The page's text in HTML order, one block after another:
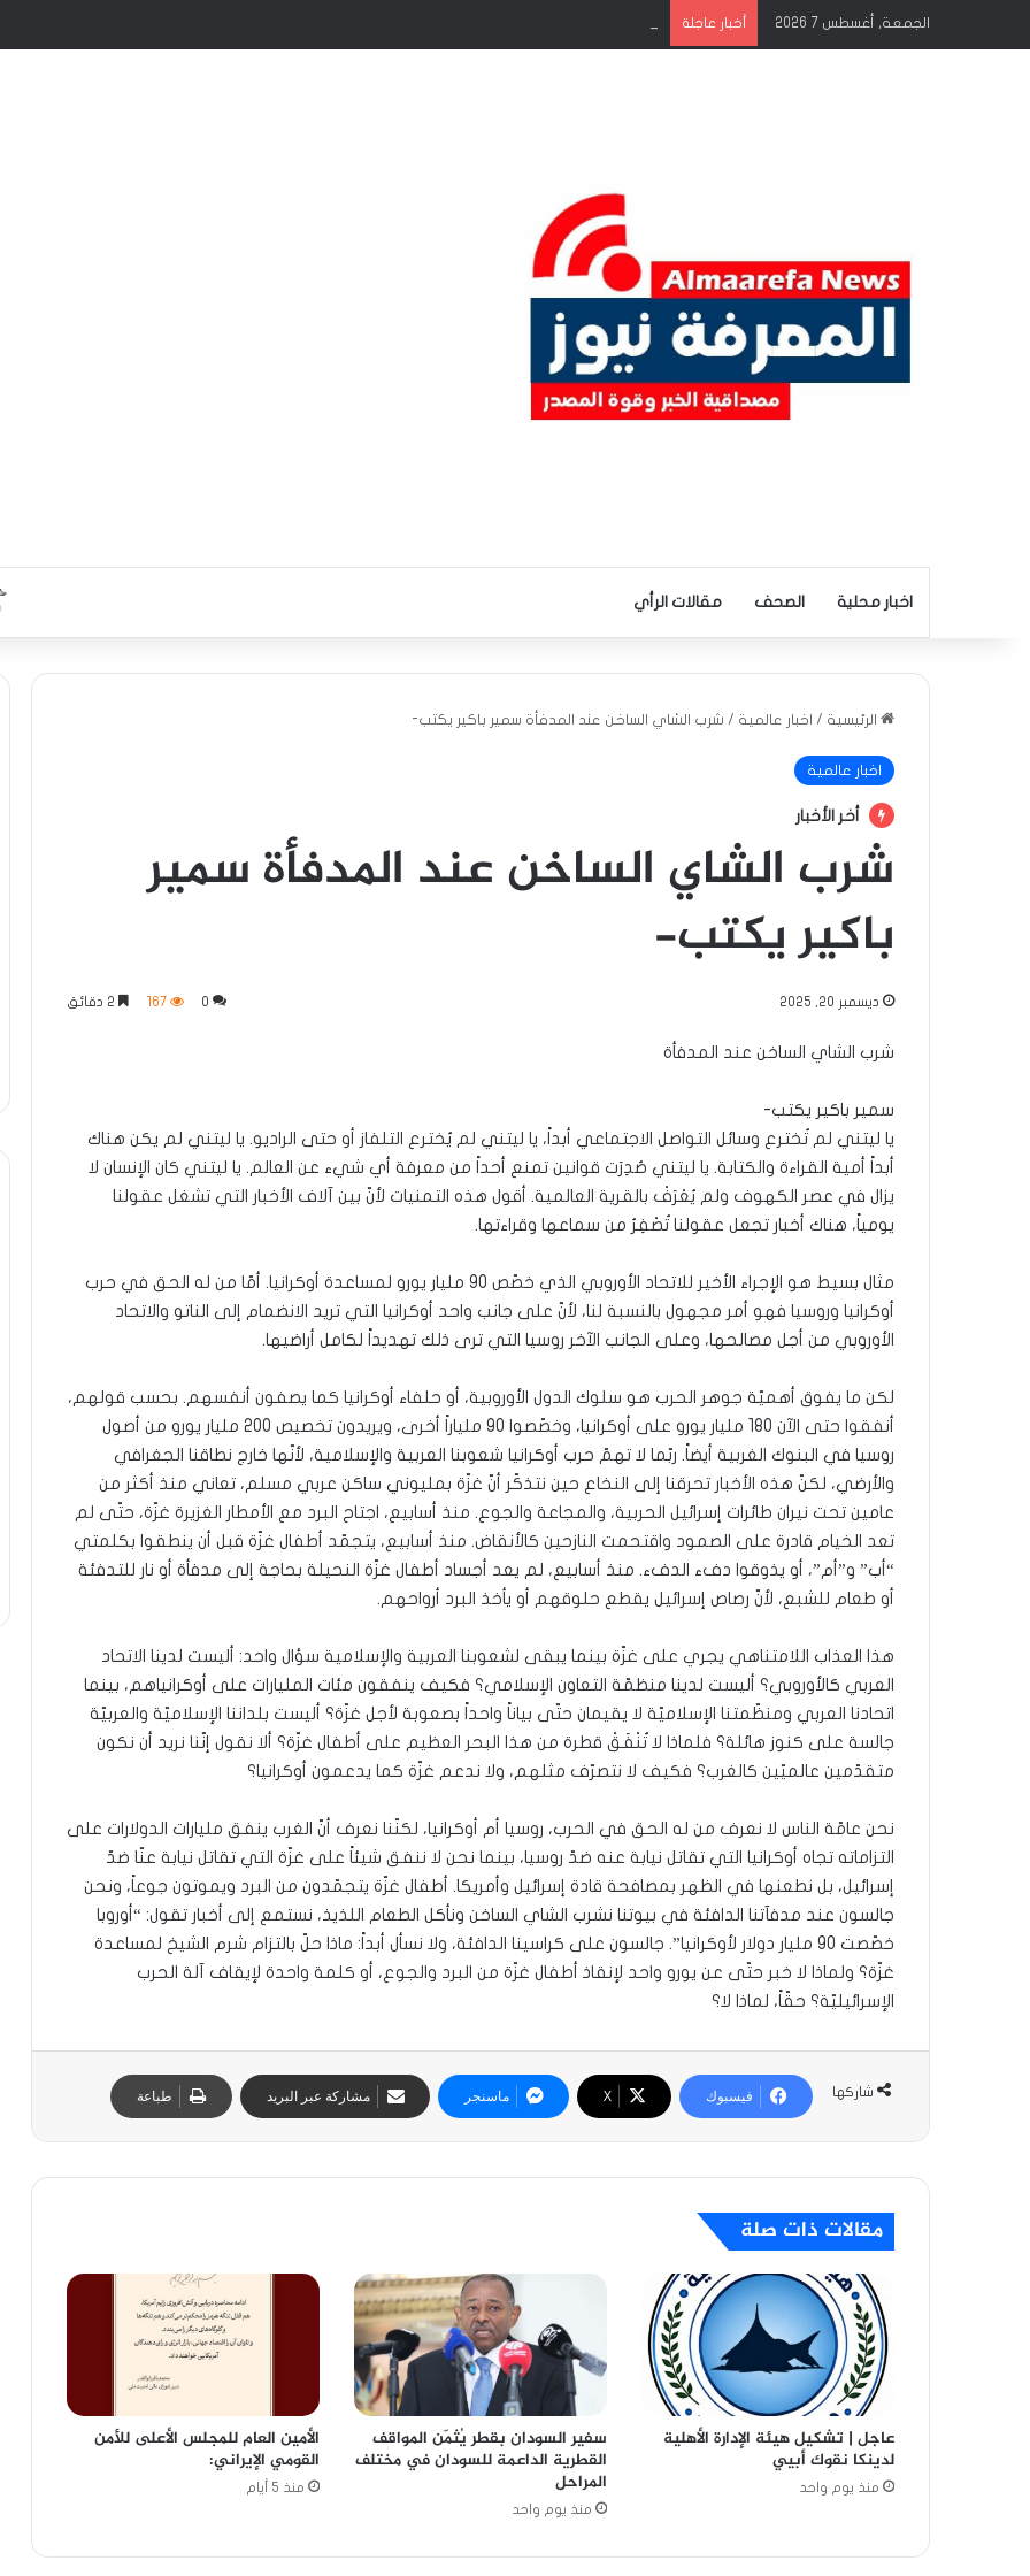
الجمعة, أغسطس 7 2026 أخبار عاجلة
اخبار محلية الصحف مقالات الرأي
الرئيسية / اخبار عالمية / شرب الشاي الساخن عند المدفأة سمير باكير يكتب-
اخبار عالمية
أخر الأخبار
شرب الشاي الساخن عند المدفأة سمير
باكير يكتب-
ديسمبر 20, 2025 0
167
شرب الشاي الساخن عند المدفأة
سمير باكير يكتب-
يا ليتني لم تُخترع وسائل التواصل الاجتماعي أبداً، يا ليتني لم يُخترع التلفاز أو حتى الراديو. يا ليتني لم يكن هناك
أبداً أمية القراءة والكتابة. يا ليتني صُدِرَت قوانين تمنع أحداً من معرفة أي شيء عن العالم. يا ليتني كان الإنسان لا
يزال في عصر الكهوف ولم يُعْرَفْ بالقرية العالمية. أقول هذه التمنيات لأنّ بين آلاف الأخبار التي تشغل عقولنا
يومياً، هناك أخبار تجعل عقولنا تُصْفِرُ من سماعها وقراءتها.
مثال بسيط هو الإجراء الأخير للاتحاد الأوروبي الذي خصّص 90 مليار يورو لمساعدة أوكرانيا. أمّا من له الحق في حرب
أوكرانيا وروسيا فهو أمر مجهول بالنسبة لنا، لأنّ على جانب واحد أوكرانيا التي تريد الانضمام إلى الناتو والاتحاد
الأوروبي من أجل مصالحها، وعلى الجانب الآخر روسيا التي ترى ذلك تهديداً لكامل أراضيها.
لكن ما يفوق أهميّة جوهر الحرب هو سلوك الدول الأوروبية، أو حلفاء أوكرانيا كما يصفون أنفسهم. بحسب قولهم،
أنفقوا حتى الآن 180 مليار يورو على أوكرانيا، وخصّصوا 90 ملياراً أخرى، ويريدون تخصيص 200 مليار يورو من أصول
روسيا في البنوك الغربية أيضاً. ربّما لا تهمّ حرب أوكرانيا شعوبنا العربية والإسلامية، لأنّها خارج نطاقنا الجغرافي
والأرضي، لكنّ هذه الأخبار تحرقنا إلى النخاع حين نتذكّر أنّ غزّة بمليوني ساكن عربي مسلم، تعاني منذ أكثر من
عامين تحت نيران طائرات إسرائيل الحربية، والمجاعة والجوع. منذ أسابيع، اجتاح البرد مع الأمطار الغزيرة غزّة، حتّى لم
تعد الخيام قادرة على الصمود واقتحمت النازحين كالأنقاض. منذ أسابيع، يتجمّد أطفال غزّة قبل أن ينطقوا بكلمتي
“أب” و”أم”، أو يذوقوا دفء الدفء. منذ أسابيع، لم يعد أجساد أطفال غزّة النحيلة بحاجة إلى مدفأة أو نار للتدفئة
أو طعام للشبع، لأنّ رصاص إسرائيل يقطع حلوقهم أو يأخذ البرد أرواحهم.
هذا العذاب اللامتناهي يجري على غزّة بينما يبقى لشعوبنا العربية والإسلامية سؤال واحد: أليست لدينا الاتحاد
العربي كالأوروبي؟ أليست لدينا منظمّة التعاون الإسلامي؟ فكيف ينفقون مئات المليارات على أوكرانياهم، بينما
اتحادنا العربي ومنظّمتنا الإسلاميّة لا يقيمان حتّى بياناً واحداً بصعوبة لأجل غزّة؟ أليست بلداننا الإسلاميّة والعربيّة
جالسة على كنوز هائلة؟ فلماذا لا تُنْفَقْ قطرة من هذا البحر العظيم على أطفال غزّة؟ ألا نقول إنّنا نريد أن نكون
متقدّمين عالميّين كالغرب؟ فكيف لا نتصرّف مثلهم، ولا ندعم غزّة كما يدعمون أوكرانيا؟
نحن عامّة الناس لا نعرف من له الحق في الحرب، روسيا أم أوكرانيا، لكنّنا نعرف أنّ الغرب ينفق مليارات الدولارات على
التزاماته تجاه أوكرانيا التي تقاتل نيابة عنه ضدّ روسيا، بينما نحن لا ننفق شيئاً على غزّة التي تقاتل نيابة عنّا ضدّ
إسرائيل، بل نطعنها في الظهر بمصافحة قادة إسرائيل وأمريكا. أطفال غزّة يتجمّدون من البرد ويموتون جوعاً، ونحن
جالسون عند مدفآتنا الدافئة في بيوتنا نشرب الشاي الساخن ونأكل الطعام اللذيذ، نستمع إلى أخبار تقول: “أوروبا
خصّصت 90 مليار دولار لأوكرانيا”. جالسون على كراسينا الدافئة، ولا نسأل أبداً: ماذا حلّ بالتزام شرم الشيخ لمساعدة
غزّة؟ ولماذا لا خبر حتّى عن يورو واحد لإنقاذ أطفال غزّة من البرد والجوع، أو كلمة واحدة لإيقاف آلة الحرب
الإسرائيليّة؟ حقّاً، لماذا لا؟
شاركها فيسبوك ‫X ماسنجر مشاركة عبر البريد طباعة
مقالات ذات صلة
عاجل | تشكيل هيئة الإدارة الأهلية
لدينكا نقوك أبيي
منذ يوم واحد
سفير السودان بقطر يُثمّن المواقف
القطرية الداعمة للسودان في مختلف
المراحل
منذ يوم واحد
الأمين العام للمجلس الأعلى للأمن
القومي الإيراني:
منذ 5 أيام